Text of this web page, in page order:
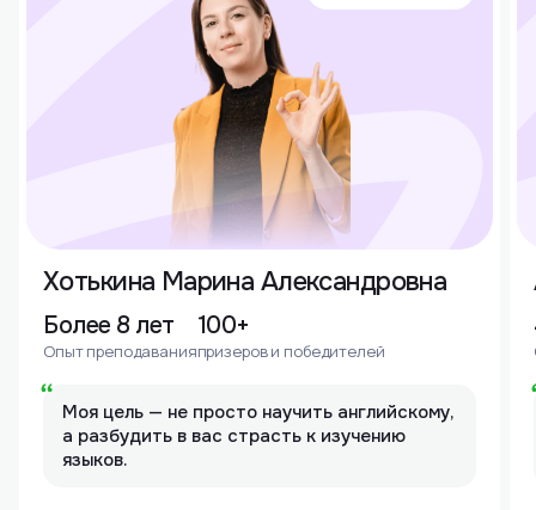
Хотькина Марина Александровна
Более 8 лет
Опыт преподавания
100+
призеров и победителей
Моя цель — не просто научить английскому,
а разбудить в вас страсть к изучению
языков.